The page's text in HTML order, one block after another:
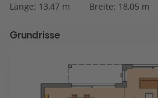
Länge: 13,47 m Breite: 18,05 m
Grundrisse